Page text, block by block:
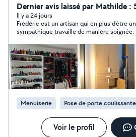
Dernier avis laissé par Mathilde :
Il y a 24 jours
Frédéric est un artisan qui en plus d'être
sympathique travaille de manière
Menuiserie Pose de porte coulissante
Voir le profil